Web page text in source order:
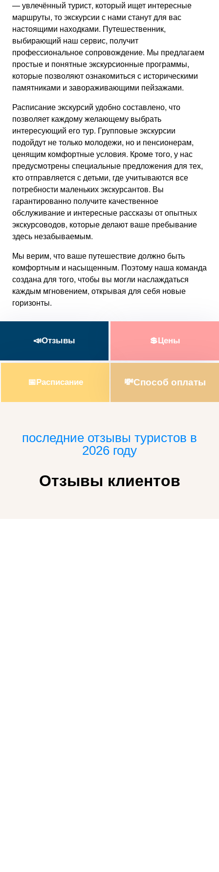
— увлечённый турист, который ищет интересные
маршруты, то экскурсии с нами станут для вас
настоящими находками. Путешественник,
выбирающий наш сервис, получит
профессиональное сопровождение. Мы предлагаем
простые и понятные экскурсионные программы,
которые позволяют ознакомиться с историческими
памятниками и завораживающими пейзажами.
Расписание экскурсий удобно составлено, что
позволяет каждому желающему выбрать
интересующий его тур. Групповые экскурсии
подойдут не только молодежи, но и пенсионерам,
ценящим комфортные условия. Кроме того, у нас
предусмотрены специальные предложения для тех,
кто отправляется с детьми, где учитываются все
потребности маленьких экскурсантов. Вы
гарантированно получите качественное
обслуживание и интересные рассказы от опытных
экскурсоводов, которые делают ваше пребывание
здесь незабываемым.
Мы верим, что ваше путешествие должно быть
комфортным и насыщенным. Поэтому наша команда
создана для того, чтобы вы могли наслаждаться
каждым мгновением, открывая для себя новые
горизонты.
📣Отзывы 💲Цены
📅Расписание 💸Способ оплаты
последние отзывы туристов в
2026 году
Отзывы клиентов